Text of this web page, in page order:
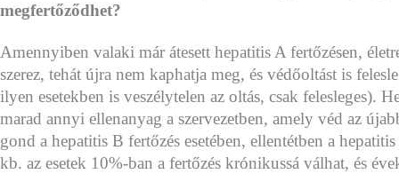
megfertőződhet?
Amennyiben valaki már átesett hepatitis A fertőzésen,
szerez, tehát újra nem kaphatja meg, és védőoltást is
ilyen esetekben is veszélytelen az oltás, csak felesleges).
marad annyi ellenanyag a szervezetben, amely véd az
gond a hepatitis B fertőzés esetében, ellentétben a
kb. az esetek 10%-ban a fertőzés krónikussá válhat, és